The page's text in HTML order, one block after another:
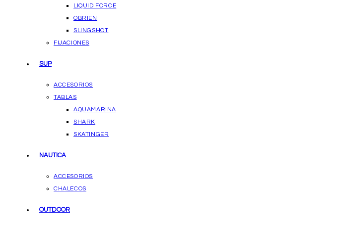
LIQUID FORCE
OBRIEN
SLINGSHOT
FIJACIONES
SUP
ACCESORIOS
TABLAS
AQUAMARINA
SHARK
SKATINGER
NAUTICA
ACCESORIOS
CHALECOS
OUTDOOR